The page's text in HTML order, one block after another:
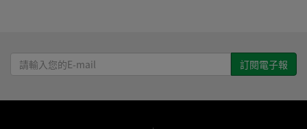
請
輸